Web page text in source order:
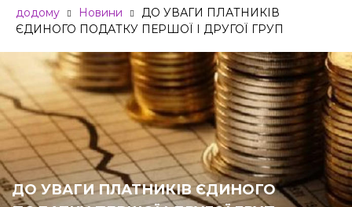
додому Новини
ДО УВАГИ ПЛАТНИКІВ
ЄДИНОГО ПОДАТКУ ПЕРШОЇ І ДРУГОЇ ГРУП
ДО УВАГИ ПЛАТНИКІВ ЄДИНОГО